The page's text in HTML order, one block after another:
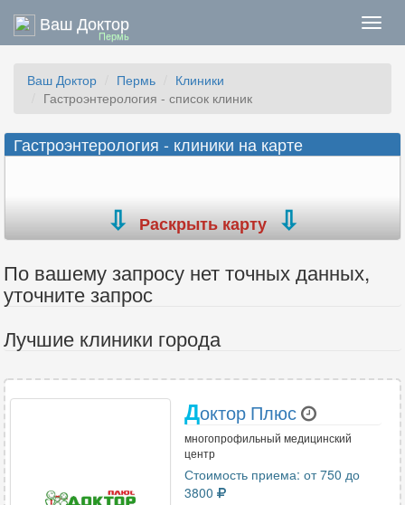
Ваш Доктор
Пермь
Ваш Доктор Пермь
Клиники
Гастроэнтерология - список клиник
Гастроэнтерология - клиники на карте
Раскрыть карту
По вашему запросу нет точных данных,
уточните запрос
Лучшие клиники города
Доктор Плюс
многопрофильный медицинский
центр
Стоимость приема: от 750 до
3800